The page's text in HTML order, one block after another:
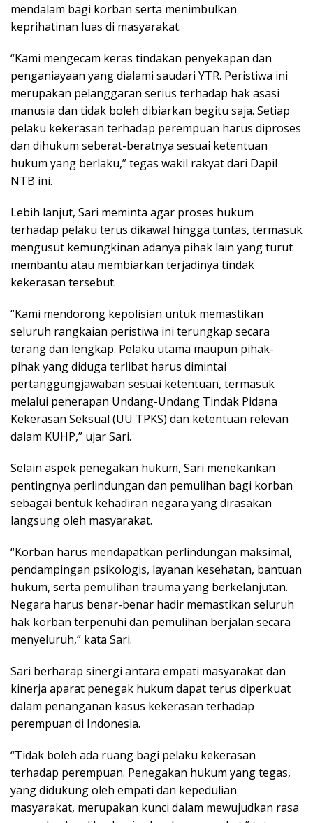
mendalam bagi korban serta menimbulkan
keprihatinan luas di masyarakat.
“Kami mengecam keras tindakan penyekapan dan
penganiayaan yang dialami saudari YTR. Peristiwa ini
merupakan pelanggaran serius terhadap hak asasi
manusia dan tidak boleh dibiarkan begitu saja. Setiap
pelaku kekerasan terhadap perempuan harus diproses
dan dihukum seberat-beratnya sesuai ketentuan
hukum yang berlaku,” tegas wakil rakyat dari Dapil
NTB ini.
Lebih lanjut, Sari meminta agar proses hukum
terhadap pelaku terus dikawal hingga tuntas, termasuk
mengusut kemungkinan adanya pihak lain yang turut
membantu atau membiarkan terjadinya tindak
kekerasan tersebut.
“Kami mendorong kepolisian untuk memastikan
seluruh rangkaian peristiwa ini terungkap secara
terang dan lengkap. Pelaku utama maupun pihak-
pihak yang diduga terlibat harus dimintai
pertanggungjawaban sesuai ketentuan, termasuk
melalui penerapan Undang-Undang Tindak Pidana
Kekerasan Seksual (UU TPKS) dan ketentuan relevan
dalam KUHP,” ujar Sari.
Selain aspek penegakan hukum, Sari menekankan
pentingnya perlindungan dan pemulihan bagi korban
sebagai bentuk kehadiran negara yang dirasakan
langsung oleh masyarakat.
“Korban harus mendapatkan perlindungan maksimal,
pendampingan psikologis, layanan kesehatan, bantuan
hukum, serta pemulihan trauma yang berkelanjutan.
Negara harus benar-benar hadir memastikan seluruh
hak korban terpenuhi dan pemulihan berjalan secara
menyeluruh,” kata Sari.
Sari berharap sinergi antara empati masyarakat dan
kinerja aparat penegak hukum dapat terus diperkuat
dalam penanganan kasus kekerasan terhadap
perempuan di Indonesia.
“Tidak boleh ada ruang bagi pelaku kekerasan
terhadap perempuan. Penegakan hukum yang tegas,
yang didukung oleh empati dan kepedulian
masyarakat, merupakan kunci dalam mewujudkan rasa